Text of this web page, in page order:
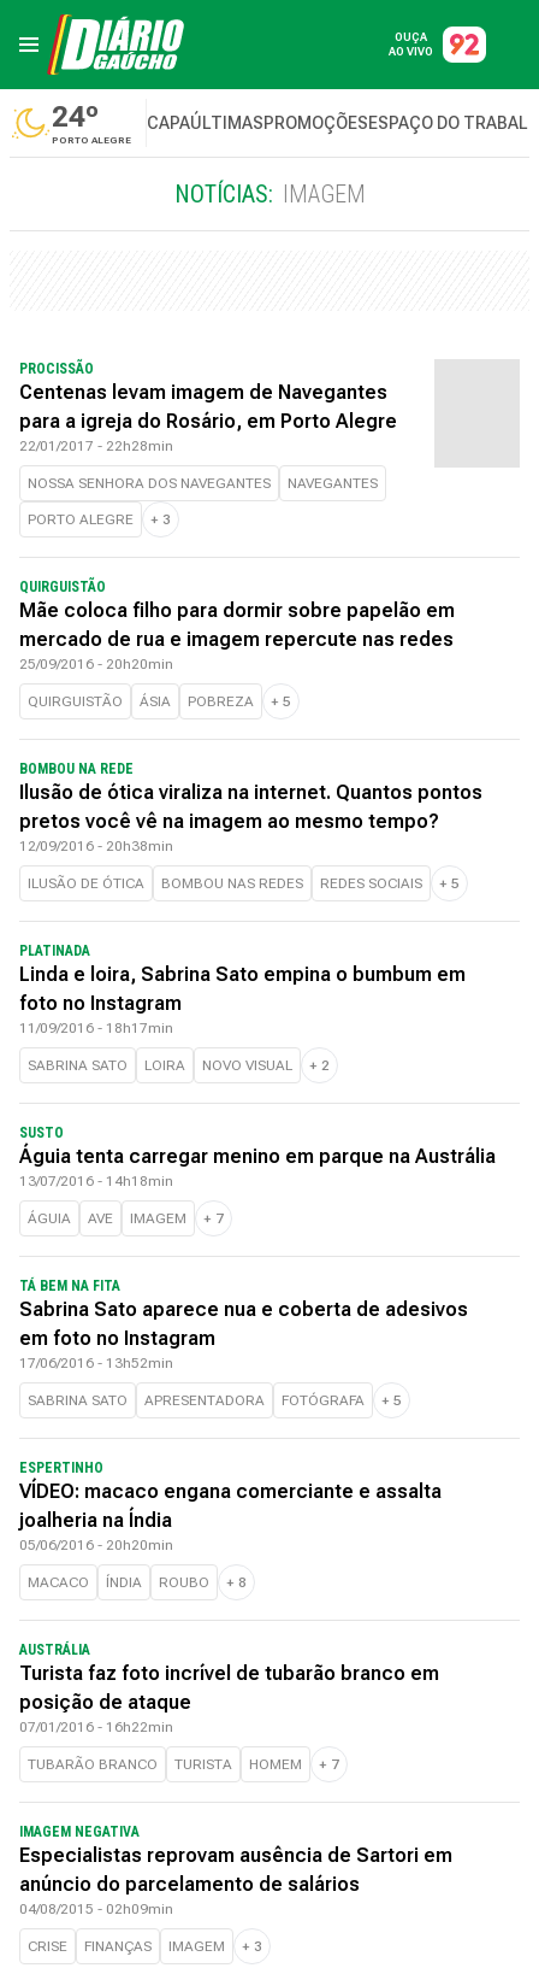
OUÇA
AO VIVO
24º
PORTO ALEGRE
CAPAÚLTIMASPROMOÇÕESESPAÇO DO
NOTÍCIAS: IMAGEM
PROCISSÃO
Centenas levam imagem de Navegantes
para a igreja do Rosário, em Porto Alegre
22/01/2017 - 22h28min
NOSSA SENHORA DOS NAVEGANTES NAVEGANTES
PORTO ALEGRE + 3
QUIRGUISTÃO
Mãe coloca filho para dormir sobre papelão em
mercado de rua e imagem repercute nas redes
25/09/2016 - 20h20min
QUIRGUISTÃO ÁSIA POBREZA + 5
BOMBOU NA REDE
Ilusão de ótica viraliza na internet. Quantos pontos
pretos você vê na imagem ao mesmo tempo?
12/09/2016 - 20h38min
ILUSÃO DE ÓTICA BOMBOU NAS REDES REDES SOCIAIS + 5
PLATINADA
Linda e loira, Sabrina Sato empina o bumbum em
foto no Instagram
11/09/2016 - 18h17min
SABRINA SATO LOIRA NOVO VISUAL + 2
SUSTO
Águia tenta carregar menino em parque na Austrália
13/07/2016 - 14h18min
ÁGUIA AVE IMAGEM + 7
TÁ BEM NA FITA
Sabrina Sato aparece nua e coberta de adesivos
em foto no Instagram
17/06/2016 - 13h52min
SABRINA SATO APRESENTADORA FOTÓGRAFA + 5
ESPERTINHO
VÍDEO: macaco engana comerciante e assalta
joalheria na Índia
05/06/2016 - 20h20min
MACACO ÍNDIA ROUBO + 8
AUSTRÁLIA
Turista faz foto incrível de tubarão branco em
posição de ataque
07/01/2016 - 16h22min
TUBARÃO BRANCO TURISTA HOMEM + 7
IMAGEM NEGATIVA
Especialistas reprovam ausência de Sartori em
anúncio do parcelamento de salários
04/08/2015 - 02h09min
CRISE FINANÇAS IMAGEM + 3